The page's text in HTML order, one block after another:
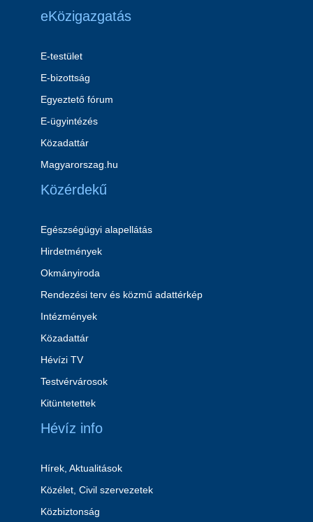
eKözigazgatás
E-testület
E-bizottság
Egyeztető fórum
E-ügyintézés
Közadattár
Magyarorszag.hu
Közérdekű
Egészségügyi alapellátás
Hirdetmények
Okmányiroda
Rendezési terv és közmű adattérkép
Intézmények
Közadattár
Hévízi TV
Testvérvárosok
Kitüntetettek
Hévíz info
Hírek, Aktualitások
Közélet, Civil szervezetek
Közbiztonság